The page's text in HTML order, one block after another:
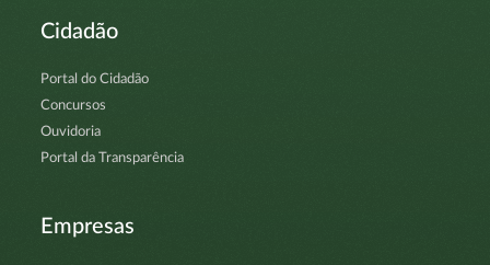
Cidadão
Portal do Cidadão
Concursos
Ouvidoria
Portal da Transparência
Empresas